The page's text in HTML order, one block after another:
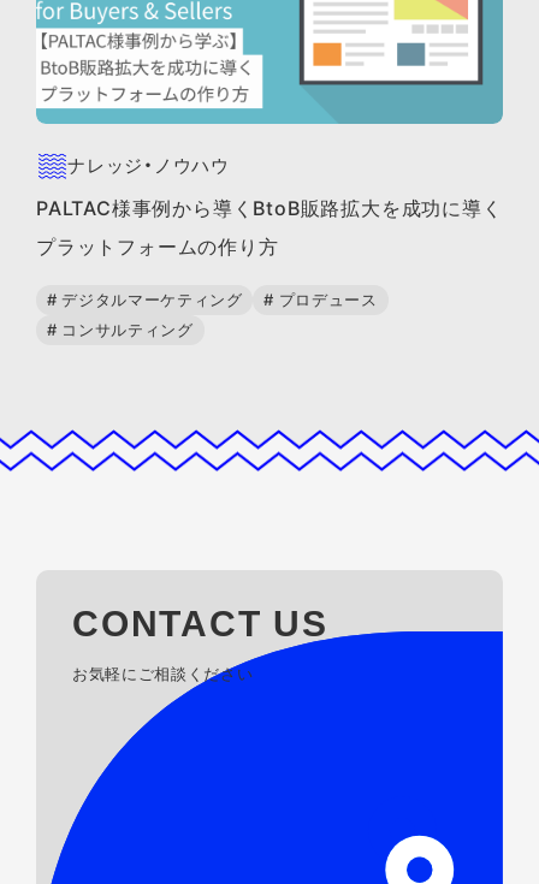
ナレッジ・ノウハウ
PALTAC様事例から導くBtoB販路拡大を成功に導く
プラットフォームの作り方
# デジタルマーケティング
# プロデュース
# コンサルティング
CONTACT US
お気軽にご相談ください